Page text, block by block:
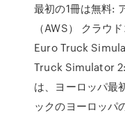
最初の1冊は無料:
（AWS） クラウ
Euro Truck
Truck Simulator
は、ヨーロッパ最
ックのヨーロッパ